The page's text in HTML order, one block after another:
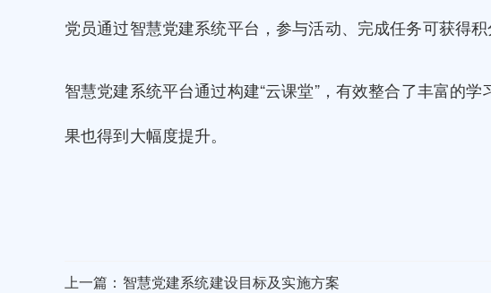
党员通过智慧党建系统平台，参与活动、完成任务可获得
智慧党建系统平台通过构建“云课堂”，有效整合了丰富的
果也得到大幅度提升。
上一篇：智慧党建系统建设目标及实施方案